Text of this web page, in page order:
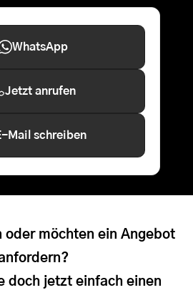
WhatsApp
Jetzt anrufen
Mail schreiben
oder möchten ein Angebot
doch jetzt einfach einen